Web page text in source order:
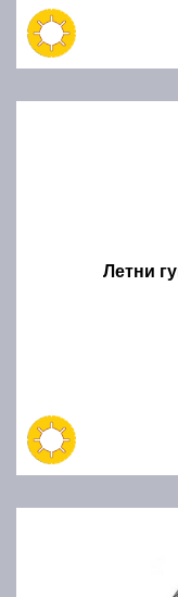
Летни